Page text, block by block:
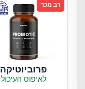
רב מכר
פרוביוטיקה
לאיפוס העיכול